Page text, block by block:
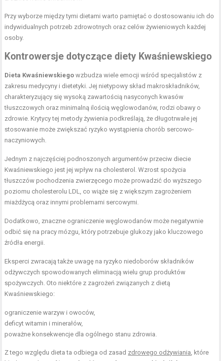
Przy wyborze między tymi dietami warto pamiętać o dostosowaniu ich do
indywidualnych potrzeb zdrowotnych oraz celów żywieniowych każdej
osoby.
Kontrowersje dotyczące diety Kwaśniewskiego
Dieta Kwaśniewskiego wzbudza wiele emocji wśród specjalistów z
zakresu medycyny i dietetyki. Jej nietypowy skład makroskładników,
charakteryzujący się wysoką zawartością nasyconych kwasów
tłuszczowych oraz minimalną ilością węglowodanów, rodzi obawy o
zdrowie. Krytycy tej metody żywienia podkreślają, że długotrwałe jej
stosowanie może zwiększać ryzyko wystąpienia chorób sercowo-
naczyniowych.
Jednym z najczęściej podnoszonych argumentów przeciw diecie
Kwaśniewskiego jest jej wpływ na cholesterol. Wzrost spożycia
tłuszczów pochodzenia zwierzęcego może prowadzić do wyższego
poziomu cholesterolu LDL, co wiąże się z większym zagrożeniem
miażdżycą oraz innymi problemami sercowymi.
Dodatkowo, znaczne ograniczenie węglowodanów może negatywnie
odbić się na pracy mózgu, który potrzebuje glukozy jako kluczowego
źródła energii.
Eksperci zwracają także uwagę na ryzyko niedoborów składników
odżywczych spowodowanych eliminacją wielu grup produktów
spożywczych. Oto niektóre z zagrożeń związanych z dietą
Kwaśniewskiego:
ograniczenie warzyw i owoców,
deficyt witamin i minerałów,
poważne konsekwencje dla ogólnego stanu zdrowia.
Z tego względu dieta ta odbiega od zasad zdrowego odżywiania, które